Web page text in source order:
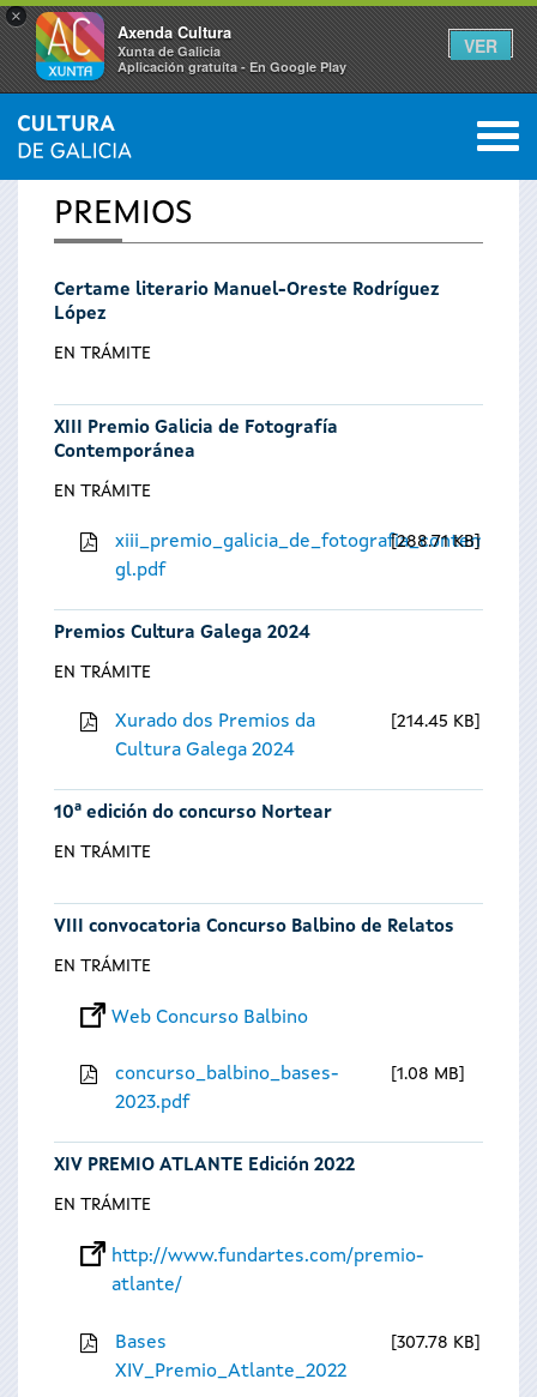
×
Axenda Cultura
Xunta de Galicia
Aplicación gratuíta - En Google Play
VER
Vostede
está
aquí
INICIO 0
PREMIOS
Certame literario Manuel-Oreste Rodríguez
López
EN TRÁMITE
XIII Premio Galicia de Fotografía
Contemporánea
EN TRÁMITE
gl.pdf
288.71 KB
Premios Cultura Galega 2024
EN TRÁMITE
Xurado dos Premios da
Cultura Galega 2024
214.45 KB
10ª edición do concurso Nortear
EN TRÁMITE
VIII convocatoria Concurso Balbino de Relatos
EN TRÁMITE
Web Concurso Balbino
concurso_balbino_bases-
2023.pdf
1.08 MB
XIV PREMIO ATLANTE Edición 2022
EN TRÁMITE
http://www.fundartes.com/premio-
atlante/
Bases
XIV_Premio_Atlante_2022
307.78 KB